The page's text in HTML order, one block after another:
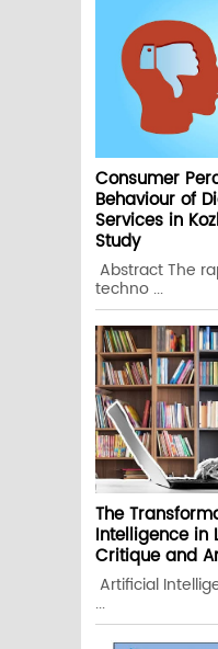
Consumer
Behaviour of
Services in
Study
Abstract The
techno ...
The
Intelligence in
Critique and
Artificial
...